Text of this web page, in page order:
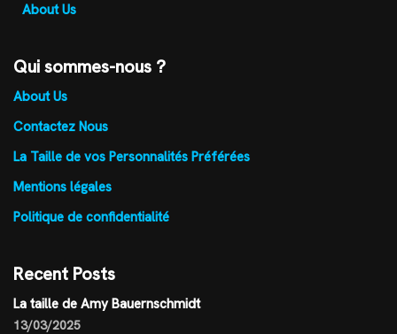
About Us
Qui sommes-nous ?
About Us
Contactez Nous
La Taille de vos Personnalités Préférées
Mentions légales
Politique de confidentialité
Recent Posts
La taille de Amy Bauernschmidt
13/03/2025